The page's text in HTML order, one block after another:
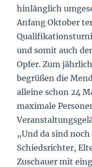
hinlänglich
Anfang Oktober
und somit auch
Opfer. Zum
begrüßen die
alleine schon 24
maximale
„Und da sind
Schiedsrichter,
Zuschauer mit